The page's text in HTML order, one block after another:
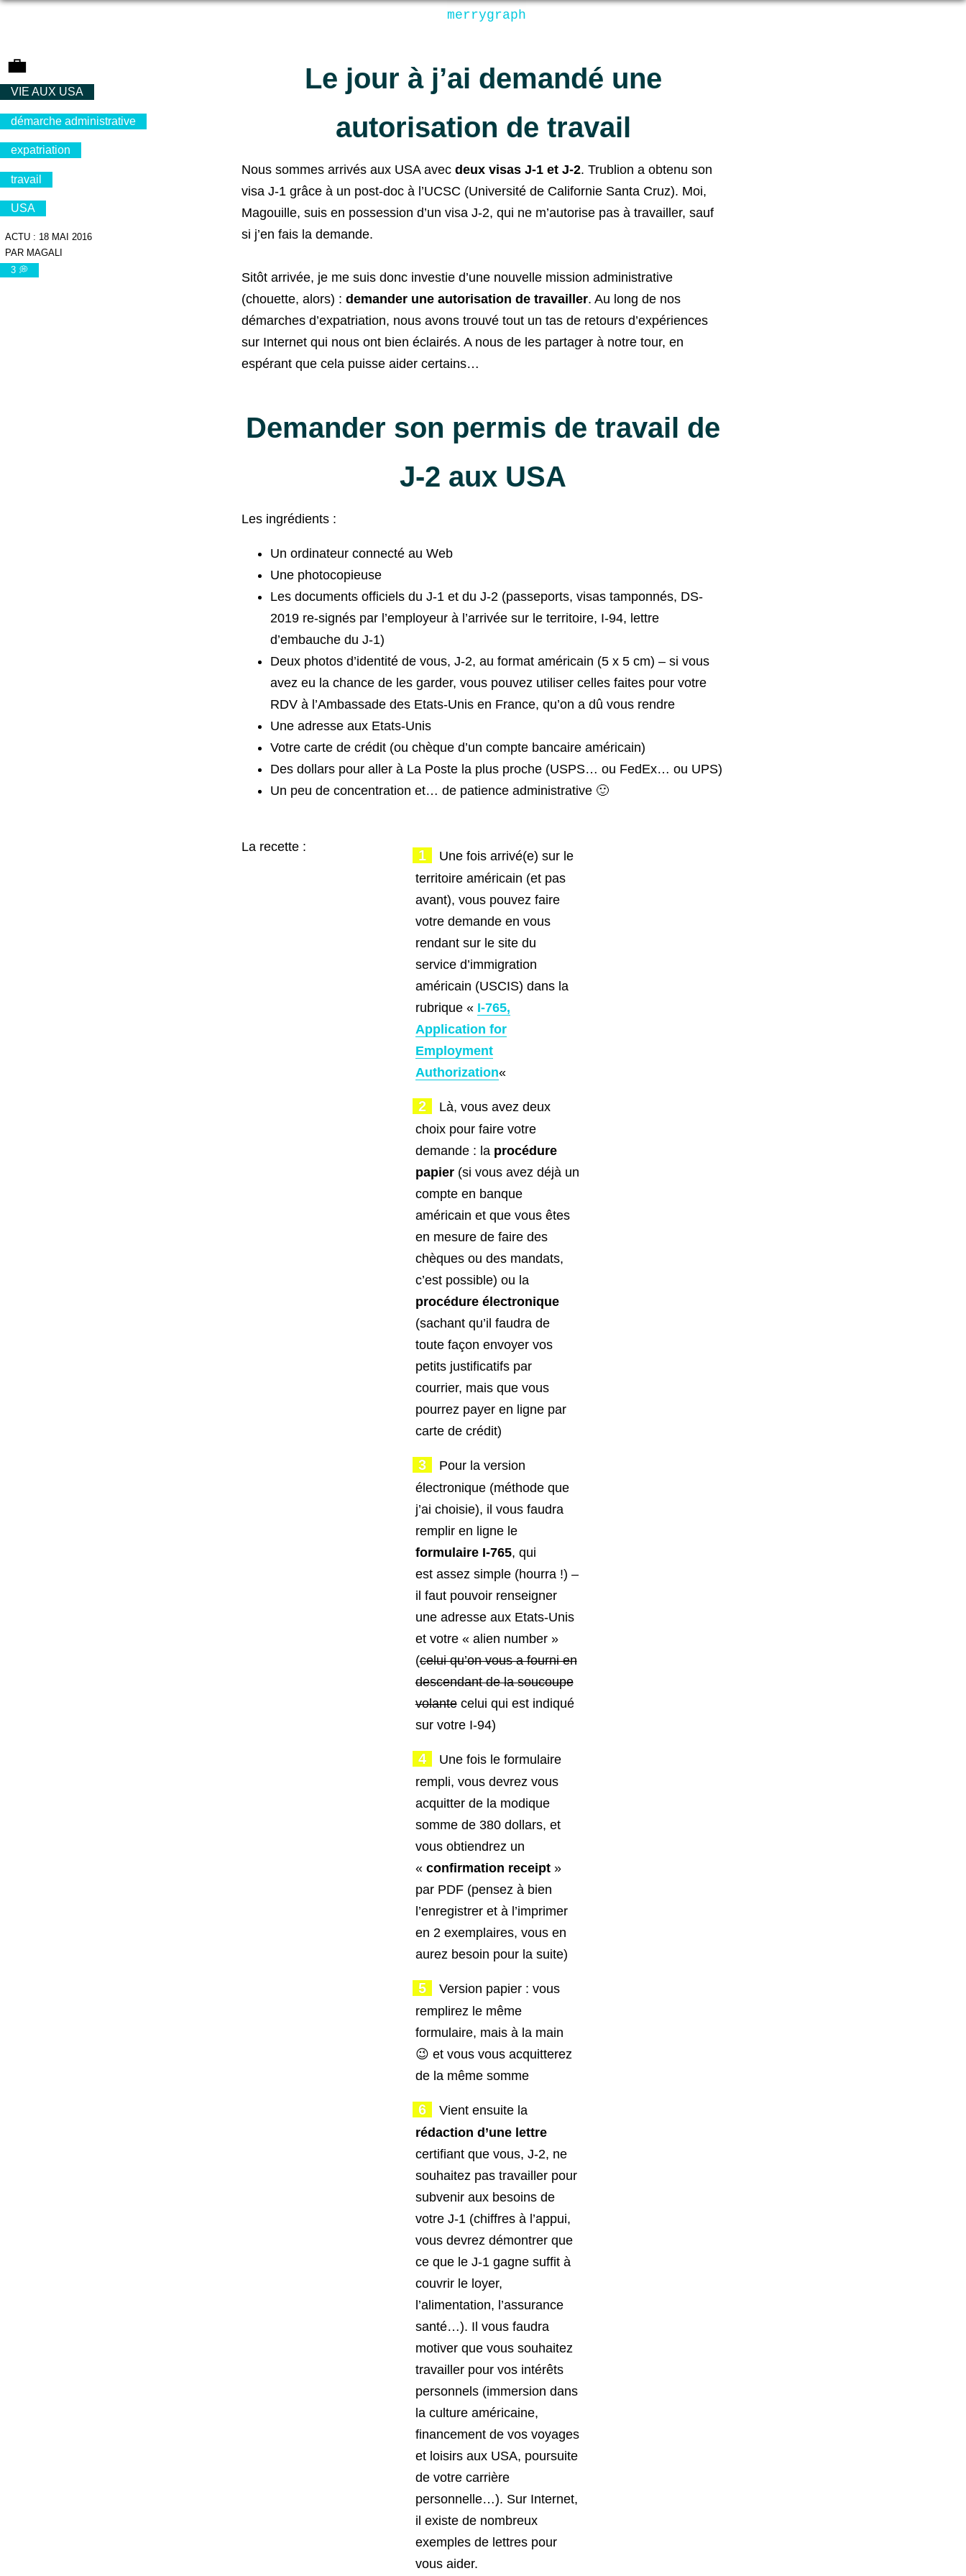
merrygraph
💼
VIE AUX USA
démarche administrative
expatriation
travail
USA
ACTU : 18 MAI 2016
PAR MAGALI
3 💭
Le jour à j’ai demandé une
autorisation de travail
Nous sommes arrivés aux USA avec deux visas J-1 et J-2. Trublion a obtenu son
visa J-1 grâce à un post-doc à l’UCSC (Université de Californie Santa Cruz). Moi,
Magouille, suis en possession d’un visa J-2, qui ne m’autorise pas à travailler, sauf
si j’en fais la demande.
Sitôt arrivée, je me suis donc investie d’une nouvelle mission administrative
(chouette, alors) : demander une autorisation de travailler. Au long de nos
démarches d’expatriation, nous avons trouvé tout un tas de retours d’expériences
sur Internet qui nous ont bien éclairés. A nous de les partager à notre tour, en
espérant que cela puisse aider certains…
Demander son permis de travail de
J-2 aux USA
Les ingrédients :
Un ordinateur connecté au Web
Une photocopieuse
Les documents officiels du J-1 et du J-2 (passeports, visas tamponnés, DS-
2019 re-signés par l’employeur à l’arrivée sur le territoire, I-94, lettre
d’embauche du J-1)
Deux photos d’identité de vous, J-2, au format américain (5 x 5 cm) – si vous
avez eu la chance de les garder, vous pouvez utiliser celles faites pour votre
RDV à l’Ambassade des Etats-Unis en France, qu’on a dû vous rendre
Une adresse aux Etats-Unis
Votre carte de crédit (ou chèque d’un compte bancaire américain)
Des dollars pour aller à La Poste la plus proche (USPS… ou FedEx… ou UPS)
Un peu de concentration et… de patience administrative 🙂
La recette :
Une fois arrivé(e) sur le
territoire américain (et pas
avant), vous pouvez faire
votre demande en vous
rendant sur le site du
service d’immigration
américain (USCIS) dans la
rubrique « I-765,
Application for
Employment
Authorization«
Là, vous avez deux
choix pour faire votre
demande : la procédure
papier(si vous avez déjà un
compte en banque
américain et que vous êtes
en mesure de faire des
chèques ou des mandats,
c’est possible) ou la
procédure électronique
(sachant qu’il faudra de
toute façon envoyer vos
petits justificatifs par
courrier, mais que vous
pourrez payer en ligne par
carte de crédit)
Pour la version
électronique (méthode que
j’ai choisie), il vous faudra
remplir en ligne le
formulaire I-765, qui
est assez simple (hourra !) –
il faut pouvoir renseigner
une adresse aux Etats-Unis
et votre « alien number »
(celui qu’on vous a fourni en
descendant de la soucoupe
volantecelui qui est indiqué
sur votre I-94)
Une fois le formulaire
rempli, vous devrez vous
acquitter de la modique
somme de 380 dollars, et
vous obtiendrez un
« confirmation receipt»
par PDF (pensez à bien
l’enregistrer et à l’imprimer
en 2 exemplaires, vous en
aurez besoin pour la suite)
Version papier : vous
remplirez le même
formulaire, mais à la main
😉 et vous vous acquitterez
de la même somme
Vient ensuite la
rédaction d’une lettre
certifiant que vous, J-2, ne
souhaitez pas travailler pour
subvenir aux besoins de
votre J-1 (chiffres à l’appui,
vous devrez démontrer que
ce que le J-1 gagne suffit à
couvrir le loyer,
l’alimentation, l’assurance
santé…). Il vous faudra
motiver que vous souhaitez
travailler pour vos intérêts
personnels (immersion dans
la culture américaine,
financement de vos voyages
et loisirs aux USA, poursuite
de votre carrière
personnelle…). Sur Internet,
il existe de nombreux
exemples de lettres pour
vous aider.